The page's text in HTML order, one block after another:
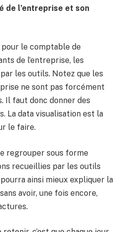
de l’entreprise et son
le comptable de
de l’entreprise, les
les outils. Notez que les
ne sont pas forcément
Il faut donc donner des
La data visualisation est la
le faire.
regrouper sous forme
recueillies par les outils
ainsi mieux expliquer la
avoir, une fois encore,